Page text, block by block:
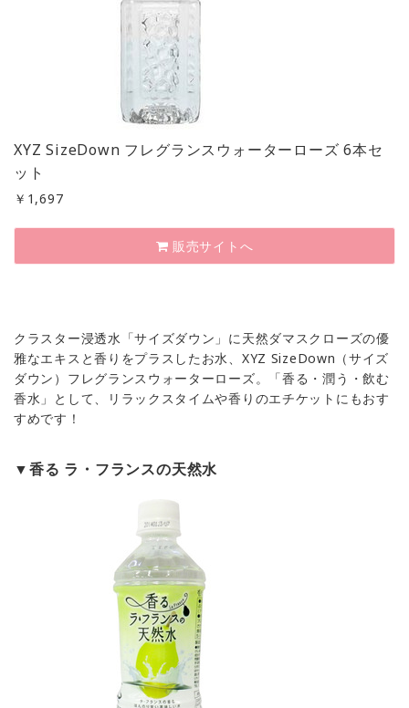
XYZ SizeDown フレグランスウォーターローズ 6本セ
ット
￥ 1,697
販売サイトへ
クラスター浸透水「サイズダウン」に天然ダマスクローズの優
雅なエキスと香りをプラスしたお水、XYZ SizeDown（サイズ
ダウン）フレグランスウォーターローズ。「香る・潤う・飲む
香水」として、リラックスタイムや香りのエチケットにもおす
すめです！
▼香る ラ・フランスの天然水